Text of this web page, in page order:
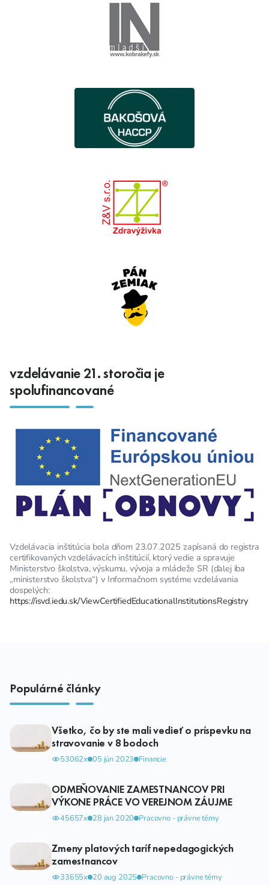
vzdelávanie 21. storočia je
spolufinancované
Vzdelávacia inštitúcia bola dňom 23.07.2025 zapísaná do registra
certifikovaných vzdelávacích inštitúcií, ktorý vedie a spravuje
Ministerstvo školstva, výskumu, vývoja a mládeže SR (ďalej iba
„ministerstvo školstva“) v Informačnom systéme vzdelávania
dospelých:
https://isvd.iedu.sk/ViewCertifiedEducationalInstitutionsRegistry
Populárné články
Všetko, čo by ste mali vedieť o príspevku na
stravovanie v 8 bodoch
53062x 05 jún 2023 Financie
ODMEŇOVANIE ZAMESTNANCOV PRI
VÝKONE PRÁCE VO VEREJNOM ZÁUJME
45657x 28 jan 2020 Pracovno - právne témy
Zmeny platových taríf nepedagogických
zamestnancov
33655x 20 aug 2025 Pracovno - právne témy